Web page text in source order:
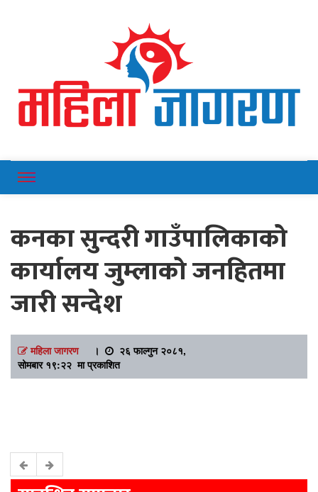
Mahilajagaran
कनका सुन्दरी गाउँपालिकाको
कार्यालय जुम्लाको जनहितमा
जारी सन्देश
महिला जागरण।
२६ फाल्गुन २०८१,
सोमबार १९:२२ मा प्रकाशित